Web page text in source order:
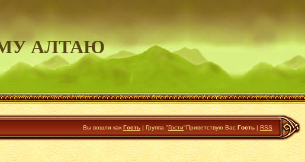
АЛТАЮ
Вы вошли как Гость | Группа "Гости"Приветствую Вас Гость | RSS